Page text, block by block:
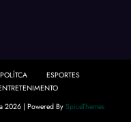
POLÍTCA
ESPORTES
2026 | Powered By SpiceThemes